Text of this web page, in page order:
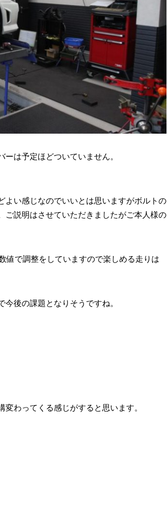
は予定ほどついていません。
よい感じなのでいいとは思いますがボルトの
ご説明はさせていただきましたがご本人様の
値で調整をしていますので楽しめる走りは
後の課題となりそうですね。
わってくる感じがすると思います。